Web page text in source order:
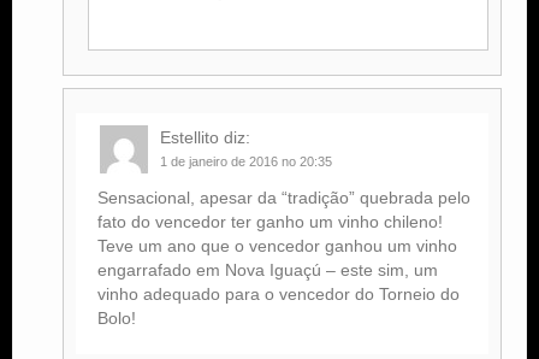
Estellito diz:
1 de janeiro de 2016 no 20:35
Sensacional, apesar da “tradição” quebrada pelo
fato do vencedor ter ganho um vinho chileno!
Teve um ano que o vencedor ganhou um vinho
engarrafado em Nova Iguaçú – este sim, um
vinho adequado para o vencedor do Torneio do
Bolo!